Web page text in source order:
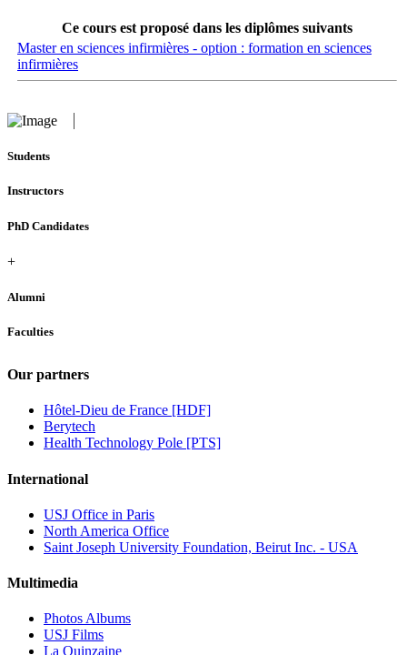
Ce cours est proposé dans les diplômes suivants
Master en sciences infirmières - option : formation en sciences
infirmières
Students
Instructors
PhD Candidates
+
Alumni
Faculties
Our partners
Hôtel-Dieu de France [HDF]
Berytech
Health Technology Pole [PTS]
International
USJ Office in Paris
North America Office
Saint Joseph University Foundation, Beirut Inc. - USA
Multimedia
Photos Albums
USJ Films
La Quinzaine